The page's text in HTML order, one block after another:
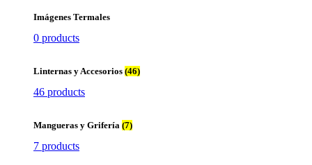
Imágenes Termales
0 products
Linternas y Accesorios (46)
46 products
Mangueras y Grifería (7)
7 products